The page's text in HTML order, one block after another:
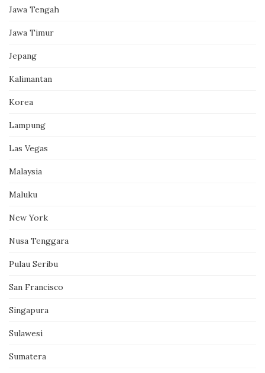
Jawa Tengah
Jawa Timur
Jepang
Kalimantan
Korea
Lampung
Las Vegas
Malaysia
Maluku
New York
Nusa Tenggara
Pulau Seribu
San Francisco
Singapura
Sulawesi
Sumatera